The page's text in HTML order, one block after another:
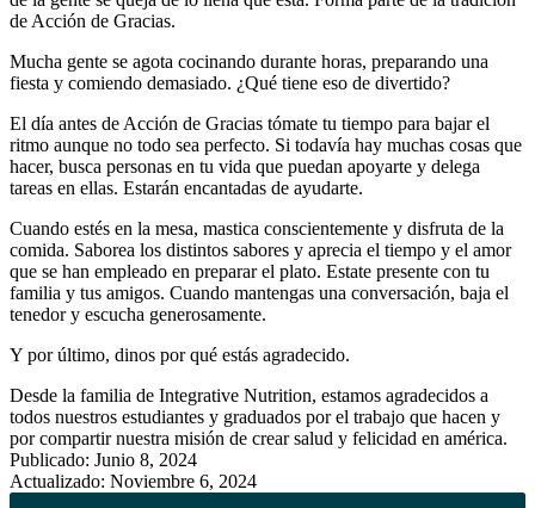
de Acción de Gracias.
Mucha gente se agota cocinando durante horas, preparando una
fiesta y comiendo demasiado. ¿Qué tiene eso de divertido?
El día antes de Acción de Gracias tómate tu tiempo para bajar el
ritmo aunque no todo sea perfecto. Si todavía hay muchas cosas que
hacer, busca personas en tu vida que puedan apoyarte y delega
tareas en ellas. Estarán encantadas de ayudarte.
Cuando estés en la mesa, mastica conscientemente y disfruta de la
comida. Saborea los distintos sabores y aprecia el tiempo y el amor
que se han empleado en preparar el plato. Estate presente con tu
familia y tus amigos. Cuando mantengas una conversación, baja el
tenedor y escucha generosamente.
Y por último, dinos por qué estás agradecido.
Desde la familia de Integrative Nutrition, estamos agradecidos a
todos nuestros estudiantes y graduados por el trabajo que hacen y
por compartir nuestra misión de crear salud y felicidad en américa.
Publicado: Junio 8, 2024
Actualizado: Noviembre 6, 2024